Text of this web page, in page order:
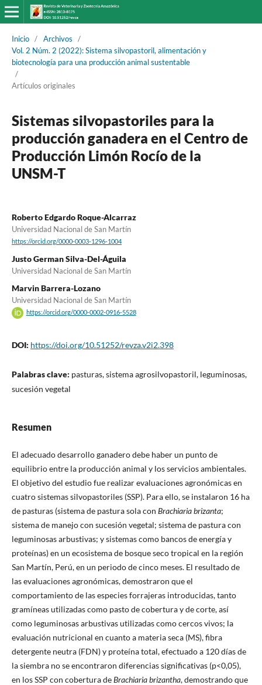
Inicio / Archivos
/
Vol. 2 Núm. 2 (2022): Sistema silvopastoril, alimentación y
biotecnología para una producción animal sustentable
/
Artículos originales
Sistemas silvopastoriles para la
producción ganadera en el Centro de
Producción Limón Rocío de la
UNSM-T
Roberto Edgardo Roque-Alcarraz
Universidad Nacional de San Martín
https://orcid.org/0000-0003-1296-1004
Justo German Silva-Del-Águila
Universidad Nacional de San Martín
Marvin Barrera-Lozano
Universidad Nacional de San Martín
https://orcid.org/0000-0002-0916-5528
DOI: https://doi.org/10.51252/revza.v2i2.398
Palabras clave: pasturas, sistema agrosilvopastoril, leguminosas,
sucesión vegetal
Resumen
El adecuado desarrollo ganadero debe haber un punto de
equilibrio entre la producción animal y los servicios ambientales.
El objetivo del estudio fue realizar evaluaciones agronómicas en
cuatro sistemas silvopastoriles (SSP). Para ello, se instalaron 16 ha
de pasturas (sistema de pastura sola con Brachiaria brizanta;
sistema de manejo con sucesión vegetal; sistema de pastura con
leguminosas arbustivas; y sistemas como bancos de energía y
proteínas) en un ecosistema de bosque seco tropical en la región
San Martín, Perú, en un periodo de cinco meses. El resultado de
las evaluaciones agronómicas, demostraron que el
comportamiento de las especies forrajeras introducidas, tanto
gramíneas utilizadas como pasto de cobertura y de corte, así
como leguminosas arbustivas utilizadas como cercos vivos; la
evaluación nutricional en cuanto a materia seca (MS), fibra
detergente neutra (FDN) y proteína total, efectuado a 120 días de
la siembra no se encontraron diferencias significativas (p<0,05),
en los SSP con cobertura deBrachiaria brizantha, demostrando que